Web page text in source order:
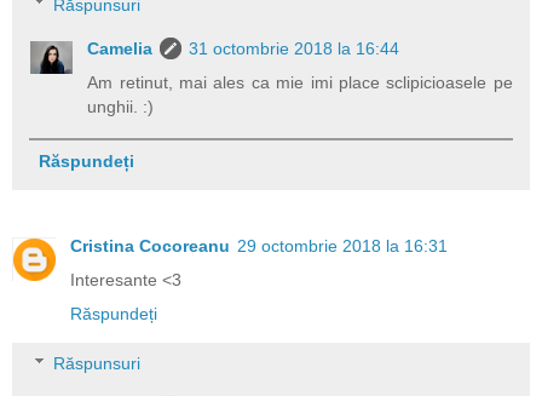
Răspunsuri
Camelia
31 octombrie 2018 la 16:44
Am retinut, mai ales ca mie imi place sclipicioasele pe
unghii. :)
Răspundeți
Cristina Cocoreanu 29 octombrie 2018 la 16:31
Interesante <3
Răspundeți
Răspunsuri